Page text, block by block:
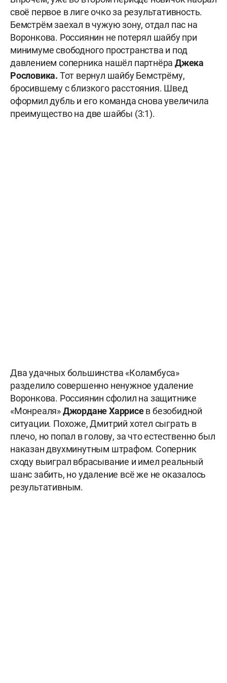
своё первое в лиге очко за результативность.
Бемстрём заехал в чужую зону, отдал пас на
Воронкова. Россиянин не потерял шайбу при
минимуме свободного пространства и под
давлением соперника нашёл партнёра Джека
Рословика. Тот вернул шайбу Бемстрёму,
бросившему с близкого расстояния. Швед
оформил дубль и его команда снова увеличила
преимущество на две шайбы (3:1).
Два удачных большинства «Коламбуса»
разделило совершенно ненужное удаление
Воронкова. Россиянин сфолил на защитнике
«Монреаля»Джордане Харрисев безобидной
ситуации. Похоже, Дмитрий хотел сыграть в
плечо, но попал в голову, за что естественно был
наказан двухминутным штрафом. Соперник
сходу выиграл вбрасывание и имел реальный
шанс забить, но удаление всё же не оказалось
результативным.